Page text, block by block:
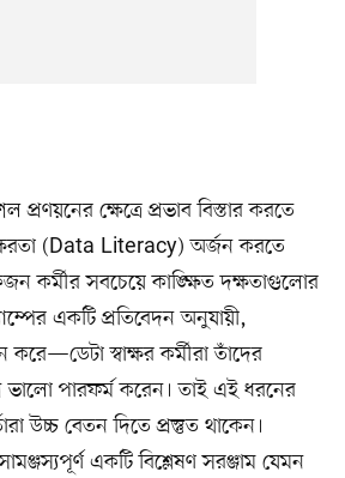
প্রণয়নের ক্ষেত্রে প্রভাব বিস্তার করতে
(Data Literacy) অর্জন করতে
কর্মীর সবচেয়ে কাঙ্ক্ষিত দক্ষতাগুলোর
একটি প্রতিবেদন অনুযায়ী,
করে—ডেটা স্বাক্ষর কর্মীরা তাঁদের
ভালো পারফর্ম করেন। তাই এই ধরনের
উচ্চ বেতন দিতে প্রস্তুত থাকেন।
একটি বিশ্লেষণ সরঞ্জাম যেমন